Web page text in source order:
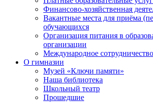
Финансово-хозяйственная
Вакантные места для приёма
обучающихся
Организация питания в
организации
Международное сотрудничество
О гимназии
Музей «Ключи памяти»
Наша библиотека
Школьный театр
Прошедшие